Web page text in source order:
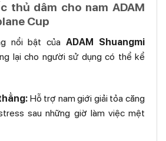
thủ dâm cho nam ADAM
Cup
nổi bật củaADAM Shuangmi
lại cho người sử dụng có thể kể
Hỗ trợ nam giới giải tỏa căng
sau những giờ làm việc mệt